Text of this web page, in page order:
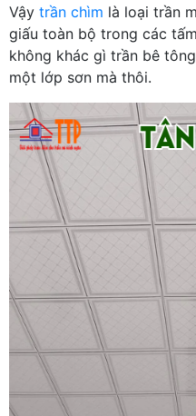
Vậy trần chìm là loại trần
giấu toàn bộ trong các
không khác gì trần bê
một lớp sơn mà thôi.